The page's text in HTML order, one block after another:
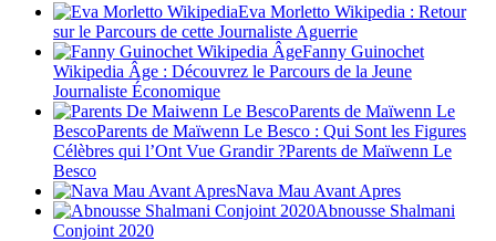
Eva Morletto Wikipedia : Retour
sur le Parcours de cette Journaliste Aguerrie
Fanny Guinochet
Wikipedia Âge : Découvrez le Parcours de la Jeune
Journaliste Économique
Parents de Maïwenn Le
BescoParents de Maïwenn Le Besco : Qui Sont les Figures
Célèbres qui l’Ont Vue Grandir ?Parents de Maïwenn Le
Besco
Nava Mau Avant Apres
Abnousse Shalmani
Conjoint 2020